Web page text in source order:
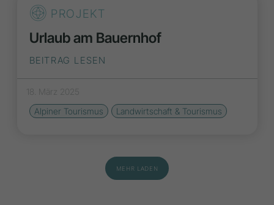
PROJEKT
Urlaub am Bauernhof
BEITRAG LESEN
18. März 2025
Alpiner Tourismus
Landwirtschaft & Tourismus
MEHR LADEN